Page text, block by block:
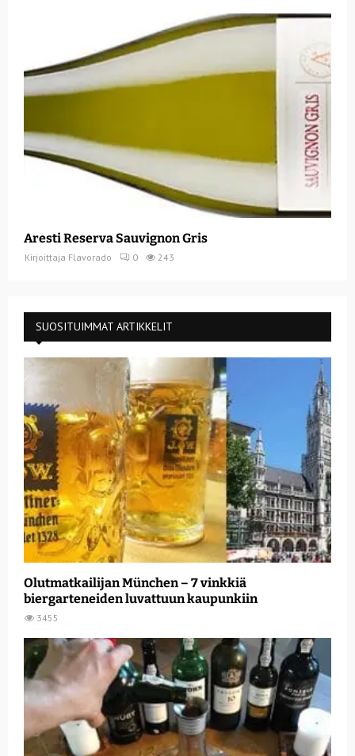
Aresti Reserva Sauvignon Gris
Kirjoittaja Flavorado 0 243
SUOSITUIMMAT ARTIKKELIT
Olutmatkailijan München – 7 vinkkiä
biergarteneiden luvattuun kaupunkiin
3455